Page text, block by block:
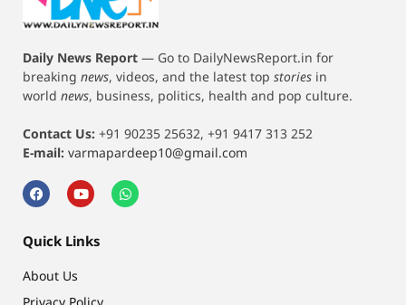
Daily News Report — Go to DailyNewsReport.in for
breaking news, videos, and the latest top stories in
world news, business, politics, health and pop culture.
Contact Us: +91 90235 25632, +91 9417 313 252
E-mail: varmapardeep10@gmail.com
Quick Links
About Us